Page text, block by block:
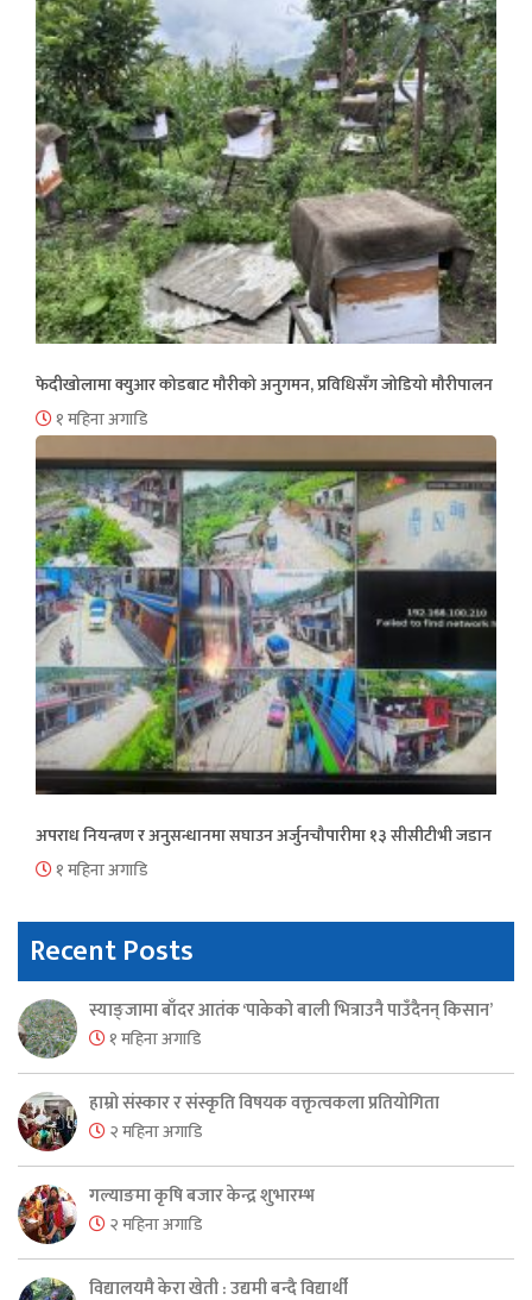
फेदीखोलामा क्युआर कोडबाट मौरीको अनुगमन, प्रविधिसँग जोडियो मौरीपालन
१ महिना अगाडि
अपराध नियन्त्रण र अनुसन्धानमा सघाउन अर्जुनचौपारीमा १३ सीसीटीभी जडान
१ महिना अगाडि
Recent Posts
स्याङ्जामा बाँदर आतंक ‘पाकेको बाली भित्राउनै पाउँदैनन् किसान’
१ महिना अगाडि
हाम्रो संस्कार र संस्कृति विषयक वक्तृत्वकला प्रतियोगिता
२ महिना अगाडि
गल्याङमा कृषि बजार केन्द्र शुभारम्भ
२ महिना अगाडि
विद्यालयमै केरा खेती : उद्यमी बन्दै विद्यार्थी